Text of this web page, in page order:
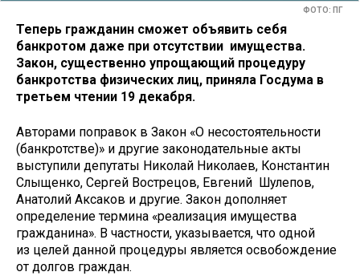
ФОТО: ПГ
Теперь гражданин сможет объявить себя
банкротом даже при отсутствии имущества.
Закон, существенно упрощающий процедуру
банкротства физических лиц, приняла Госдума в
третьем чтении 19 декабря.
Авторами поправок в Закон «О несостоятельности
(банкротстве)» и другие законодательные акты
выступили депутаты Николай Николаев, Константин
Слыщенко, Сергей Вострецов, Евгений Шулепов,
Анатолий Аксаков и другие. Закон дополняет
определение термина «реализация имущества
гражданина». В частности, указывается, что одной
из целей данной процедуры является освобождение
от долгов граждан.